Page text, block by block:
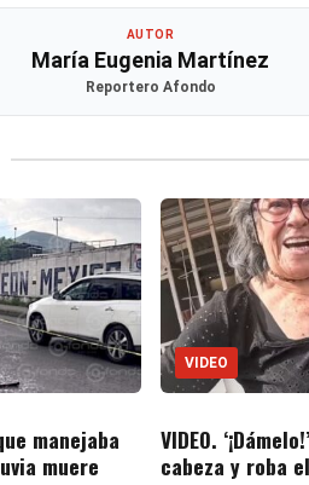
AUTOR
María Eugenia Martínez
Reportero Afondo
manejaba
muere
VIDEO
VIDEO.
cabeza y roba